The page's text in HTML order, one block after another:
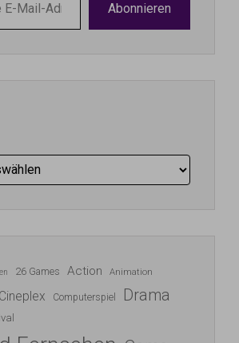
Abonnieren
26 Games Action Animation
Cineplex Computerspiel Drama